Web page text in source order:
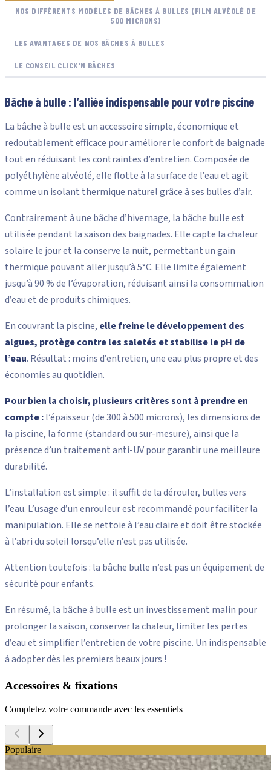
NOS DIFFÉRENTS MODÈLES DE BÂCHES À BULLES (FILM ALVÉOLÉ DE
500 MICRONS)
LES AVANTAGES DE NOS BÂCHES À BULLES
LE CONSEIL CLICK'N BÂCHES
Bâche à bulle : l’alliée indispensable pour votre piscine
La bâche à bulle est un accessoire simple, économique et
redoutablement efficace pour améliorer le confort de baignade
tout en réduisant les contraintes d’entretien. Composée de
polyéthylène alvéolé, elle flotte à la surface de l’eau et agit
comme un isolant thermique naturel grâce à ses bulles d’air.
Contrairement à une bâche d’hivernage, la bâche bulle est
utilisée pendant la saison des baignades. Elle capte la chaleur
solaire le jour et la conserve la nuit, permettant un gain
thermique pouvant aller jusqu’à 5°C. Elle limite également
jusqu’à 90 % de l’évaporation, réduisant ainsi la consommation
d’eau et de produits chimiques.
En couvrant la piscine, elle freine le développement des
algues, protège contre les saletés et stabilise le pH de
l’eau. Résultat : moins d’entretien, une eau plus propre et des
économies au quotidien.
Pour bien la choisir, plusieurs critères sont à prendre en
compte :l’épaisseur (de 300 à 500 microns), les dimensions de
la piscine, la forme (standard ou sur-mesure), ainsi que la
présence d’un traitement anti-UV pour garantir une meilleure
durabilité.
L’installation est simple : il suffit de la dérouler, bulles vers
l’eau. L’usage d’un enrouleur est recommandé pour faciliter la
manipulation. Elle se nettoie à l’eau claire et doit être stockée
à l’abri du soleil lorsqu’elle n’est pas utilisée.
Attention toutefois : la bâche bulle n’est pas un équipement de
sécurité pour enfants.
En résumé, la bâche à bulle est un investissement malin pour
prolonger la saison, conserver la chaleur, limiter les pertes
d’eau et simplifier l’entretien de votre piscine. Un indispensable
à adopter dès les premiers beaux jours !
Accessoires & fixations
Completez votre commande avec les essentiels
Populaire